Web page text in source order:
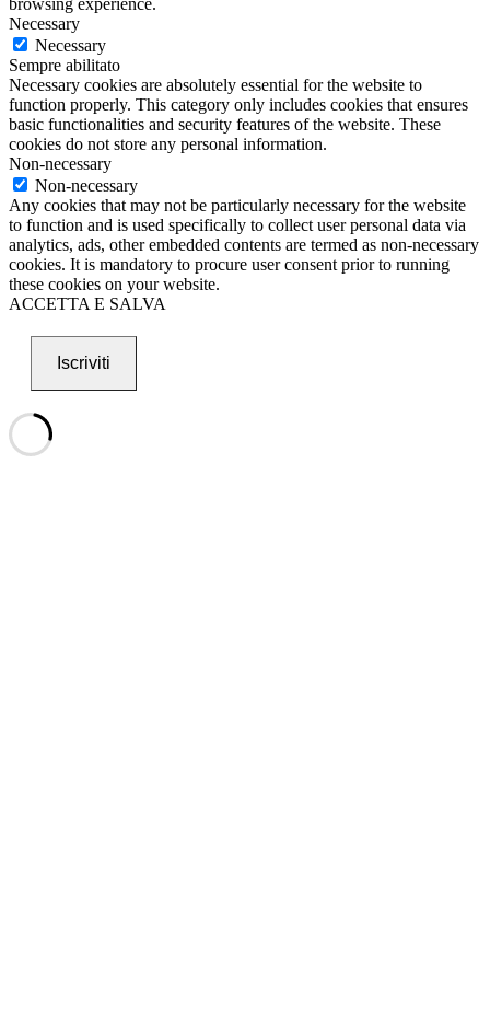
Necessary
Necessary
Sempre abilitato
Necessary cookies are absolutely essential for the website to
function properly. This category only includes cookies that ensures
basic functionalities and security features of the website. These
cookies do not store any personal information.
Non-necessary
Non-necessary
Any cookies that may not be particularly necessary for the website
to function and is used specifically to collect user personal data via
analytics, ads, other embedded contents are termed as non-necessary
cookies. It is mandatory to procure user consent prior to running
these cookies on your website.
ACCETTA E SALVA
Iscriviti